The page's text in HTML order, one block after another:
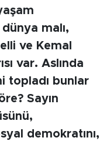
malı,
ve Kemal
var. Aslında
topladı bunlar
Sayın
demokratını,